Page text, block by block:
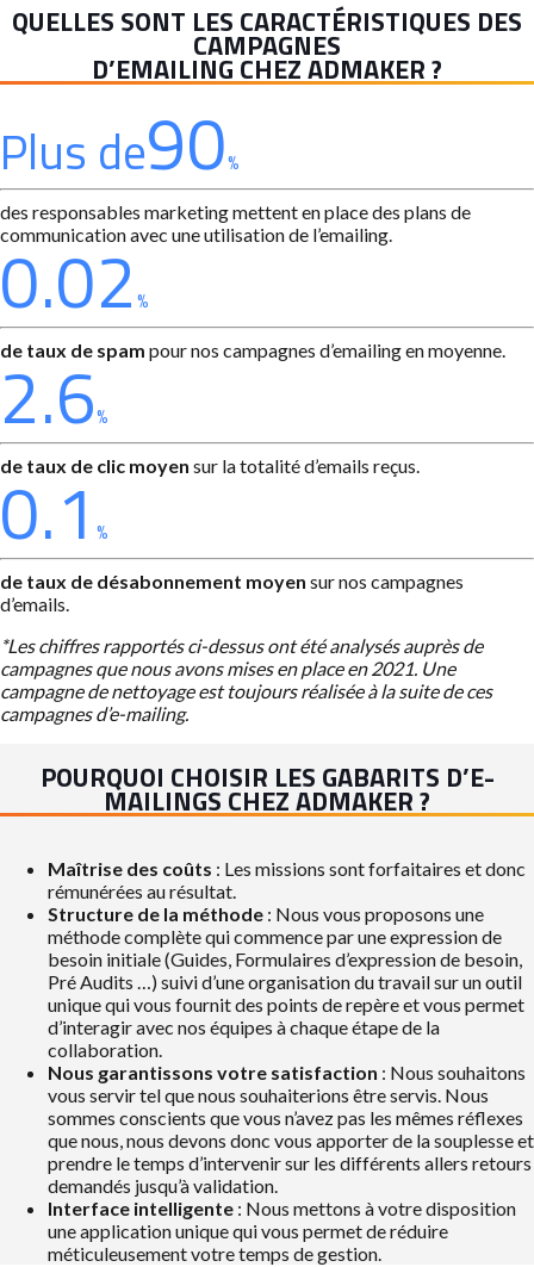
QUELLES SONT LES CARACTÉRISTIQUES DES
CAMPAGNES
D’EMAILING CHEZ ADMAKER ?
Plus de90%
des responsables marketing mettent en place des plans de
communication avec une utilisation de l’emailing.
0.02 %
de taux de spam pour nos campagnes d’emailing en moyenne.
2.6%
de taux de clic moyen sur la totalité d’emails reçus.
0.1 %
de taux de désabonnement moyen sur nos campagnes
d’emails.
*Les chiffres rapportés ci-dessus ont été analysés auprès de
campagnes que nous avons mises en place en 2021. Une
campagne de nettoyage est toujours réalisée à la suite de ces
campagnes d’e-mailing.
POURQUOI CHOISIR LES GABARITS D’E-
MAILINGS CHEZ ADMAKER ?
Maîtrise des coûts : Les missions sont forfaitaires et donc
rémunérées au résultat.
Structure de la méthode : Nous vous proposons une
méthode complète qui commence par une expression de
besoin initiale (Guides, Formulaires d’expression de besoin,
Pré Audits …) suivi d’une organisation du travail sur un outil
unique qui vous fournit des points de repère et vous permet
d’interagir avec nos équipes à chaque étape de la
collaboration.
Nous garantissons votre satisfaction : Nous souhaitons
vous servir tel que nous souhaiterions être servis. Nous
sommes conscients que vous n’avez pas les mêmes réflexes
que nous, nous devons donc vous apporter de la souplesse et
prendre le temps d’intervenir sur les différents allers retours
demandés jusqu’à validation.
Interface intelligente : Nous mettons à votre disposition
une application unique qui vous permet de réduire
méticuleusement votre temps de gestion.